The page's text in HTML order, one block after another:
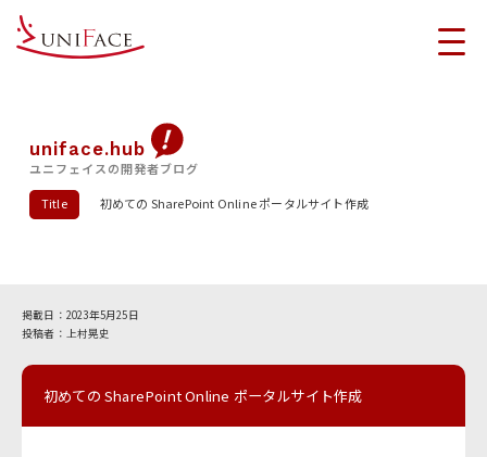
uniface.hub
ユニフェイスの開発者ブログ
Title 初めての SharePoint Online ポータルサイト作成
2023年5月25日
上村晃史
初めての SharePoint Online ポータルサイト作成